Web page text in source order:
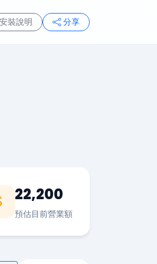
安裝說明 分享
22,200
預估目前營業額